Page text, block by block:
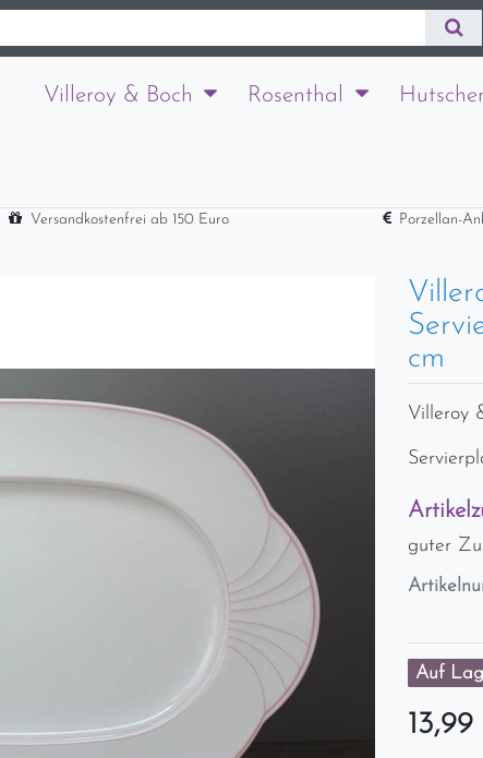
Villeroy & Boch Rosenthal
Versandkostenfrei ab 150 Euro Porzellan-
cm
Villeroy
guter
Auf